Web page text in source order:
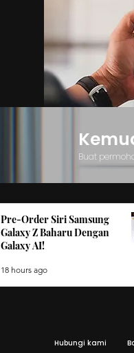
Buat
Pre-Order Siri Samsung
Galaxy Z Baharu Dengan
Galaxy AI!
18 hours ago
Hubungi kami